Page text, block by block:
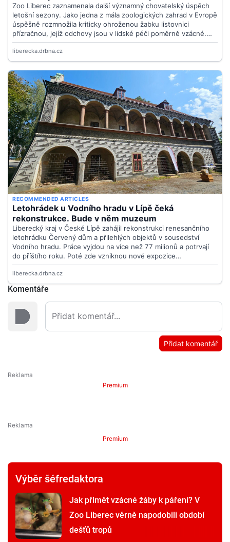
Komentáře
Přidat komentář
Premium
Premium
Výběr šéfredaktora
Jak přimět vzácné žáby k páření? V
Zoo Liberec věrně napodobili období
dešťů tropů